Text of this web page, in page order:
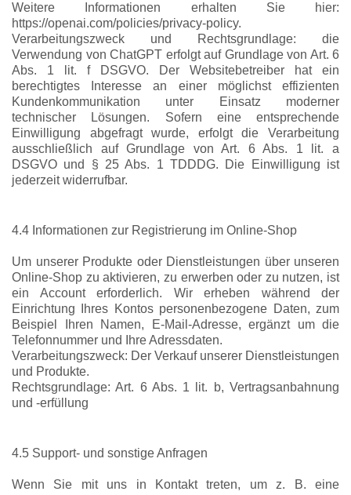
Weitere Informationen erhalten Sie hier:
https://openai.com/policies/privacy-policy.
Verarbeitungszweck und Rechtsgrundlage: die
Verwendung von ChatGPT erfolgt auf Grundlage von Art. 6
Abs. 1 lit. f DSGVO. Der Websitebetreiber hat ein
berechtigtes Interesse an einer möglichst effizienten
Kundenkommunikation unter Einsatz moderner
technischer Lösungen. Sofern eine entsprechende
Einwilligung abgefragt wurde, erfolgt die Verarbeitung
ausschließlich auf Grundlage von Art. 6 Abs. 1 lit. a
DSGVO und § 25 Abs. 1 TDDDG. Die Einwilligung ist
jederzeit widerrufbar.
4.4 Informationen zur Registrierung im Online-Shop
Um unserer Produkte oder Dienstleistungen über unseren
Online-Shop zu aktivieren, zu erwerben oder zu nutzen, ist
ein Account erforderlich. Wir erheben während der
Einrichtung Ihres Kontos personenbezogene Daten, zum
Beispiel Ihren Namen, E-Mail-Adresse, ergänzt um die
Telefonnummer und Ihre Adressdaten.
Verarbeitungszweck: Der Verkauf unserer Dienstleistungen
und Produkte.
Rechtsgrundlage: Art. 6 Abs. 1 lit. b, Vertragsanbahnung
und -erfüllung
4.5 Support- und sonstige Anfragen
Wenn Sie mit uns in Kontakt treten, um z. B. eine